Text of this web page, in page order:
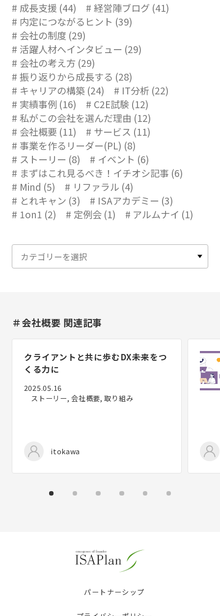
成長支援 (44)
経営陣ブログ (41)
内定につながるヒント (39)
会社の制度 (29)
活躍人材へインタビュー (29)
会社の考え方 (29)
振り返りから成長する (28)
キャリアの構築 (24)
IT分析 (22)
実績事例 (16)
C2E試験 (12)
私がこの会社を選んだ理由 (12)
会社概要 (11)
サービス (11)
事業を作るリーダー(PL) (8)
ストーリー (8)
イベント (6)
まずはこれ見るべき！イチオシ記事 (6)
Mind (5)
リファラル (4)
とれキャン (3)
ISAアカデミー (3)
1on1 (2)
定例会 (1) アルムナイ (1)
＃会社概要 関連記事
クライアントと共に歩むDX――未来をつ
くる力に
2025.05.16
ストーリー, 会社概要, 取り組み
itokawa
パートナーシップ